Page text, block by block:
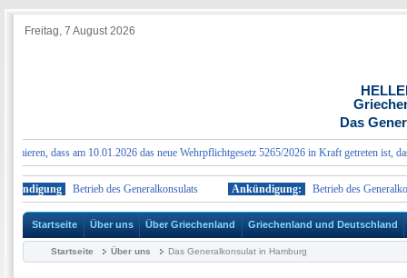
Freitag, 7 August 2026
Das
dass am 10.01.2026 das neue Wehrpflichtgesetz 5265/2026 in Kraft getreten ist, das
Betrieb des Generalkonsulats Ankündigung: Betrieb des
Startseite Über uns Über Griechenland Griechenland und Deutschland
Startseite Über uns Das Generalkonsulat in Hamburg